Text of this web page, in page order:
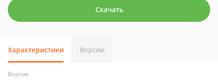
Скачать
Характеристики Версии
Версия